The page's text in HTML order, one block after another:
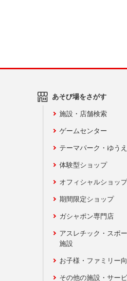
あそび場をさがす
施設・店舗検索
ゲームセンター
テーマパーク・ゆう
体験型ショップ
オフィシャルショッ
期間限定ショップ
ガシャポン専門店
アスレチック・スポ
施設
お子様・ファミリー
その他の施設・サー